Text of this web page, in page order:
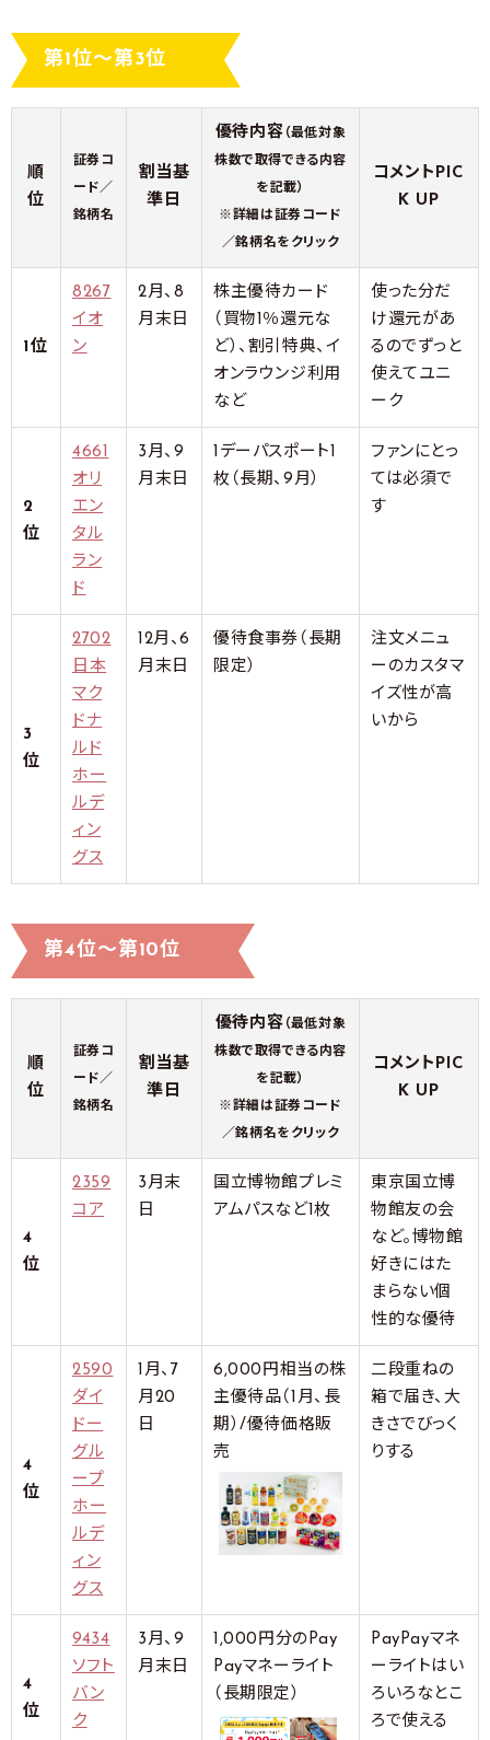
第1位～第3位
順
位
証券コ
ード／
銘柄名
割当基
準日
優待内容 （最低対象
株数で取得できる内容
を記載）
※詳細は証券コード
／銘柄名をクリック
コメントPIC
K UP
1位
8267
イオ
ン
2月、8
月末日
株主優待カード
（買物1％還元な
ど）、割引特典、イ
オンラウンジ利用
など
使った分だ
け還元があ
るのでずっと
使えてユニ
ーク
2
位
4661
オリ
エン
タル
ラン
ド
3月、9
月末日
1デーパスポート1
枚（長期、9月）
ファンにとっ
ては必須で
す
3
位
2702
日本
マク
ドナ
ルド
ホー
ルデ
ィン
グス
12月、6
月末日
優待食事券（長期
限定）
注文メニュ
ーのカスタマ
イズ性が高
いから
第4位～第10位
順
位
証券コ
ード／
銘柄名
割当基
準日
優待内容 （最低対象
株数で取得できる内容
を記載）
※詳細は証券コード
／銘柄名をクリック
コメントPIC
K UP
4
位
2359
コア
3月末
日
国立博物館プレミ
アムパスなど1枚
東京国立博
物館友の会
など。博物館
好きにはた
まらない個
性的な優待
4
位
2590
ダイ
ドー
グル
ープ
ホー
ルデ
ィン
グス
1月、7
月20
日
6,000円相当の株
主優待品（1月、長
期）/優待価格販
売
二段重ねの
箱で届き、大
きさでびっく
りする
4
位
9434
ソフト
バン
ク
3月、9
月末日
1,000円分のPay
Payマネーライト
（長期限定）
PayPayマネ
ーライトはい
ろいろなとこ
ろで使える